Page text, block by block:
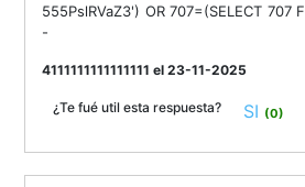
555PslRVaZ3') OR 707=(SELECT 707
-
4111111111111111 el 23-11-2025
¿Te fué util esta respuesta? SI (0)